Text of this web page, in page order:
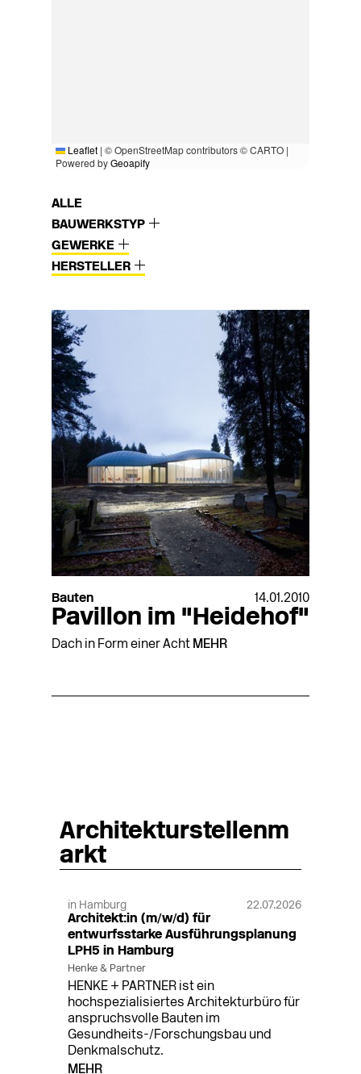
Leaflet | © OpenStreetMap contributors © CARTO |
Powered byGeoapify
ALLE
BAUWERKSTYP
GEWERKE
HERSTELLER
Bauten 14.01.2010
Pavillon im "Heidehof"
Dach in Form einer Acht MEHR
Architekturstellenm
arkt
in Hamburg 22.07.2026
Architekt:in (m/w/d) für
entwurfsstarke Ausführungsplanung
LPH5 in Hamburg
Henke & Partner
HENKE + PARTNER ist ein
hochspezialisiertes Architekturbüro für
anspruchsvolle Bauten im
Gesundheits-/Forschungsbau und
Denkmalschutz.
MEHR